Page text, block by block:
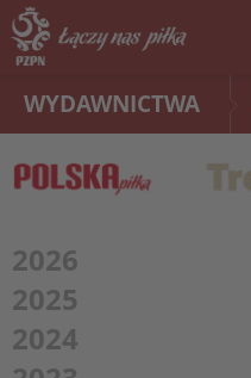
WYDAWNICTWA
2026
2025
2024